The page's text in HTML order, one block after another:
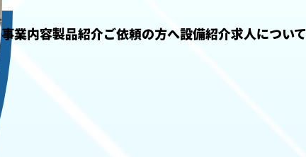
事業内容製品紹介ご依頼の方へ設備紹介求人について